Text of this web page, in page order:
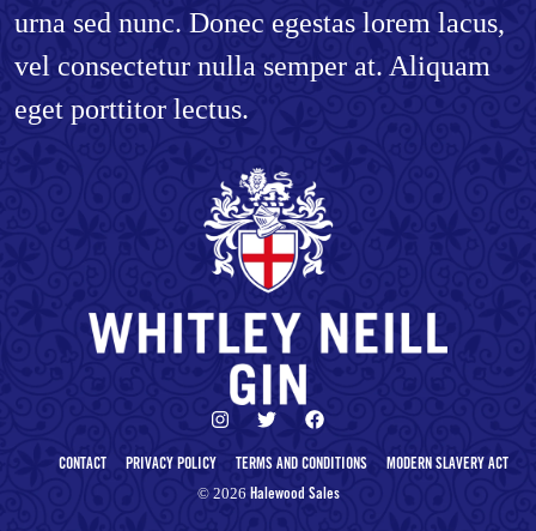
urna sed nunc. Donec egestas lorem lacus,
vel consectetur nulla semper at. Aliquam
eget porttitor lectus.
CONTACT PRIVACY POLICY TERMS AND CONDITIONS MODERN SLAVERY ACT
© 2026 Halewood Sales